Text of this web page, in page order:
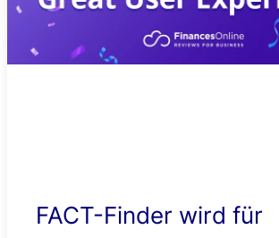
Newsroom
FACT-Finder wird für